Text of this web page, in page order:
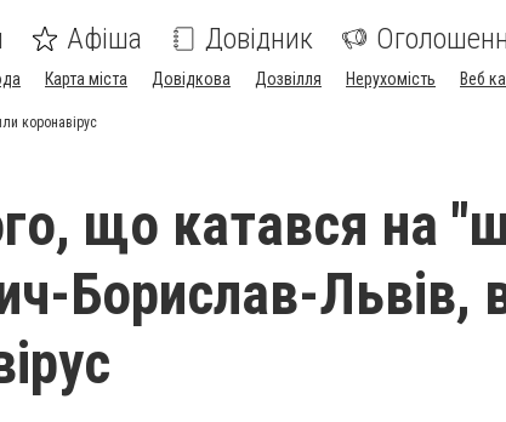
Афіша Довідник
Карта міста Довідкова Дозвілля Нерухомість Веб
коронавірус
що катався на
Борислав-Львів,